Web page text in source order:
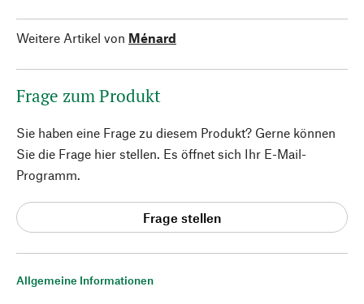
Allgemeine Informationen
Weitere Artikel von Ménard
Frage zum Produkt
Sie haben eine Frage zu diesem Produkt? Gerne können
Sie die Frage hier stellen. Es öffnet sich Ihr E-Mail-
Programm.
Frage stellen